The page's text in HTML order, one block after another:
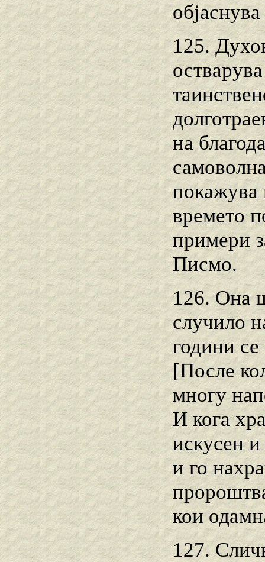
125.
на
покажува
времето
примери
Писмо.
126. Она
случило
години се
[После
многу
И кога
искусен
и го
кои
127.